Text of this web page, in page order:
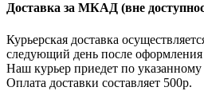
Доставка за МКАД (вне
Курьерская доставка
следующий день после оформления
Наш курьер приедет по указанному
Оплата доставки составляет 500р.